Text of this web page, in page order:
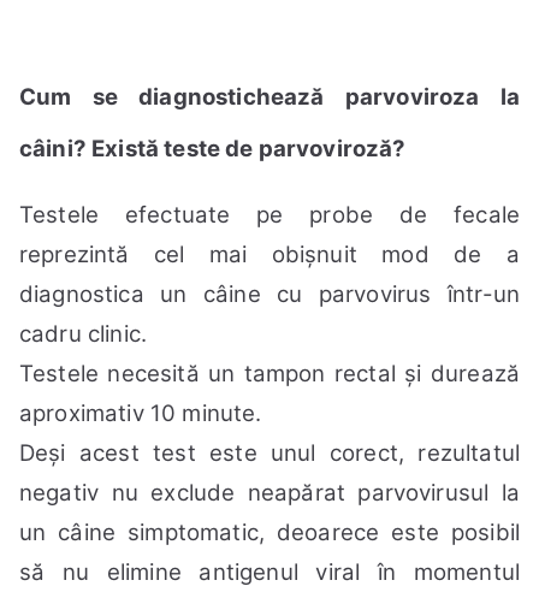
Cum se diagnostichează parvoviroza la
câini? Există teste de parvoviroză?
Testele efectuate pe probe de fecale
reprezintă cel mai obișnuit mod de a
diagnostica un câine cu parvovirus într-un
cadru clinic.
Testele necesită un tampon rectal și durează
aproximativ 10 minute.
Deși acest test este unul corect, rezultatul
negativ nu exclude neapărat parvovirusul la
un câine simptomatic, deoarece este posibil
să nu elimine antigenul viral în momentul